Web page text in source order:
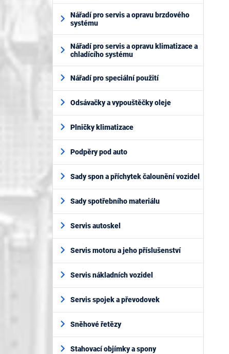
Nářadí pro servis a opravu brzdového
systému
Nářadí pro servis a opravu klimatizace a
chladícího systému
Nářadí pro speciální použití
Odsávačky a vypouštěčky oleje
Plničky klimatizace
Podpěry pod auto
Sady spon a příchytek čalounění vozidel
Sady spotřebního materiálu
Servis autoskel
Servis motoru a jeho příslušenství
Servis nákladních vozidel
Servis spojek a převodovek
Sněhové řetězy
Stahovací objímky a spony